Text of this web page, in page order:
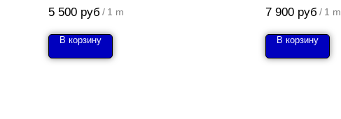
5 500 руб / 1 m
В корзину
7 900 руб / 1 m
В корзину